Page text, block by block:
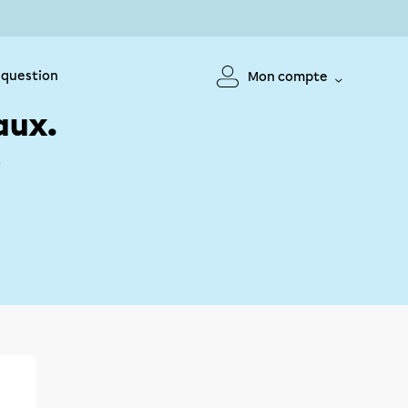
Mon compte